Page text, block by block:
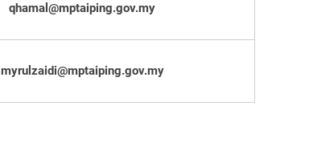
qhamal@mptaiping.gov.my
myrulzaidi@mptaiping.gov.my